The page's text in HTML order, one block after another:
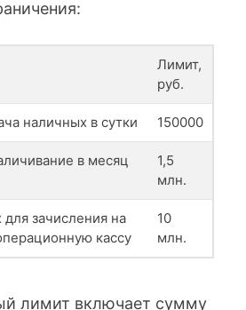
Лимит,
руб.
наличных в сутки 150000
в месяц
1,5
млн.
зачисления на
кассу
10
млн.
лимит включает сумму